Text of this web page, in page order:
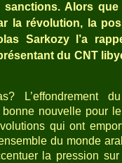
sanctions. Alors
la révolution, la
Sarkozy l’a
du CNT
L’effondrement
nouvelle pour
qui ont
du monde
la pression